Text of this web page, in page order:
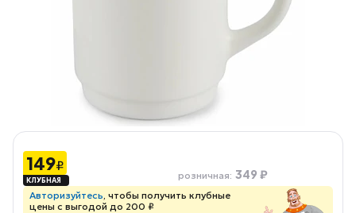
149₽
розничная: 349 ₽
Авторизуйтесь, чтобы получить клубные
цены с выгодой до 200 ₽